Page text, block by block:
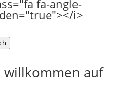
willkommen auf